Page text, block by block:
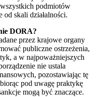
podmiotów
od skali działalności.
DORA?
przez krajowe organy
publiczne ostrzeżenia,
a w najpoważniejszych
nie ustala
pozostawiając tę
pod uwagę praktykę
mogą być znaczące.